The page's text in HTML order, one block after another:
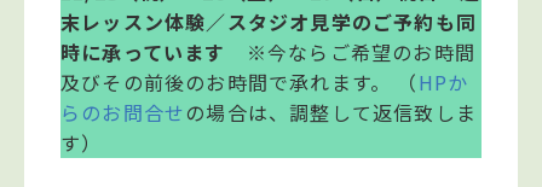
末レッスン体験／スタジオ見学のご予約も同
時に承っています
※今ならご希望のお時間
及びその前後のお時間で承れます。 （HPか
らのお問合せの場合は、調整して返信致しま
す）